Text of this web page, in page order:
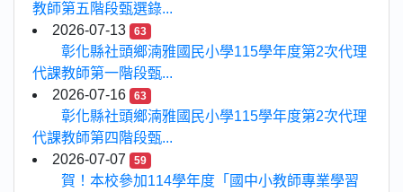
教師第五階段甄選錄...
2026-07-13
63
彰化縣社頭鄉湳雅國民小學115學年度第2次代理
代課教師第一階段甄...
2026-07-16
63
彰化縣社頭鄉湳雅國民小學115學年度第2次代理
代課教師第四階段甄...
2026-07-07
59
賀！本校參加114學年度「國中小教師專業學習